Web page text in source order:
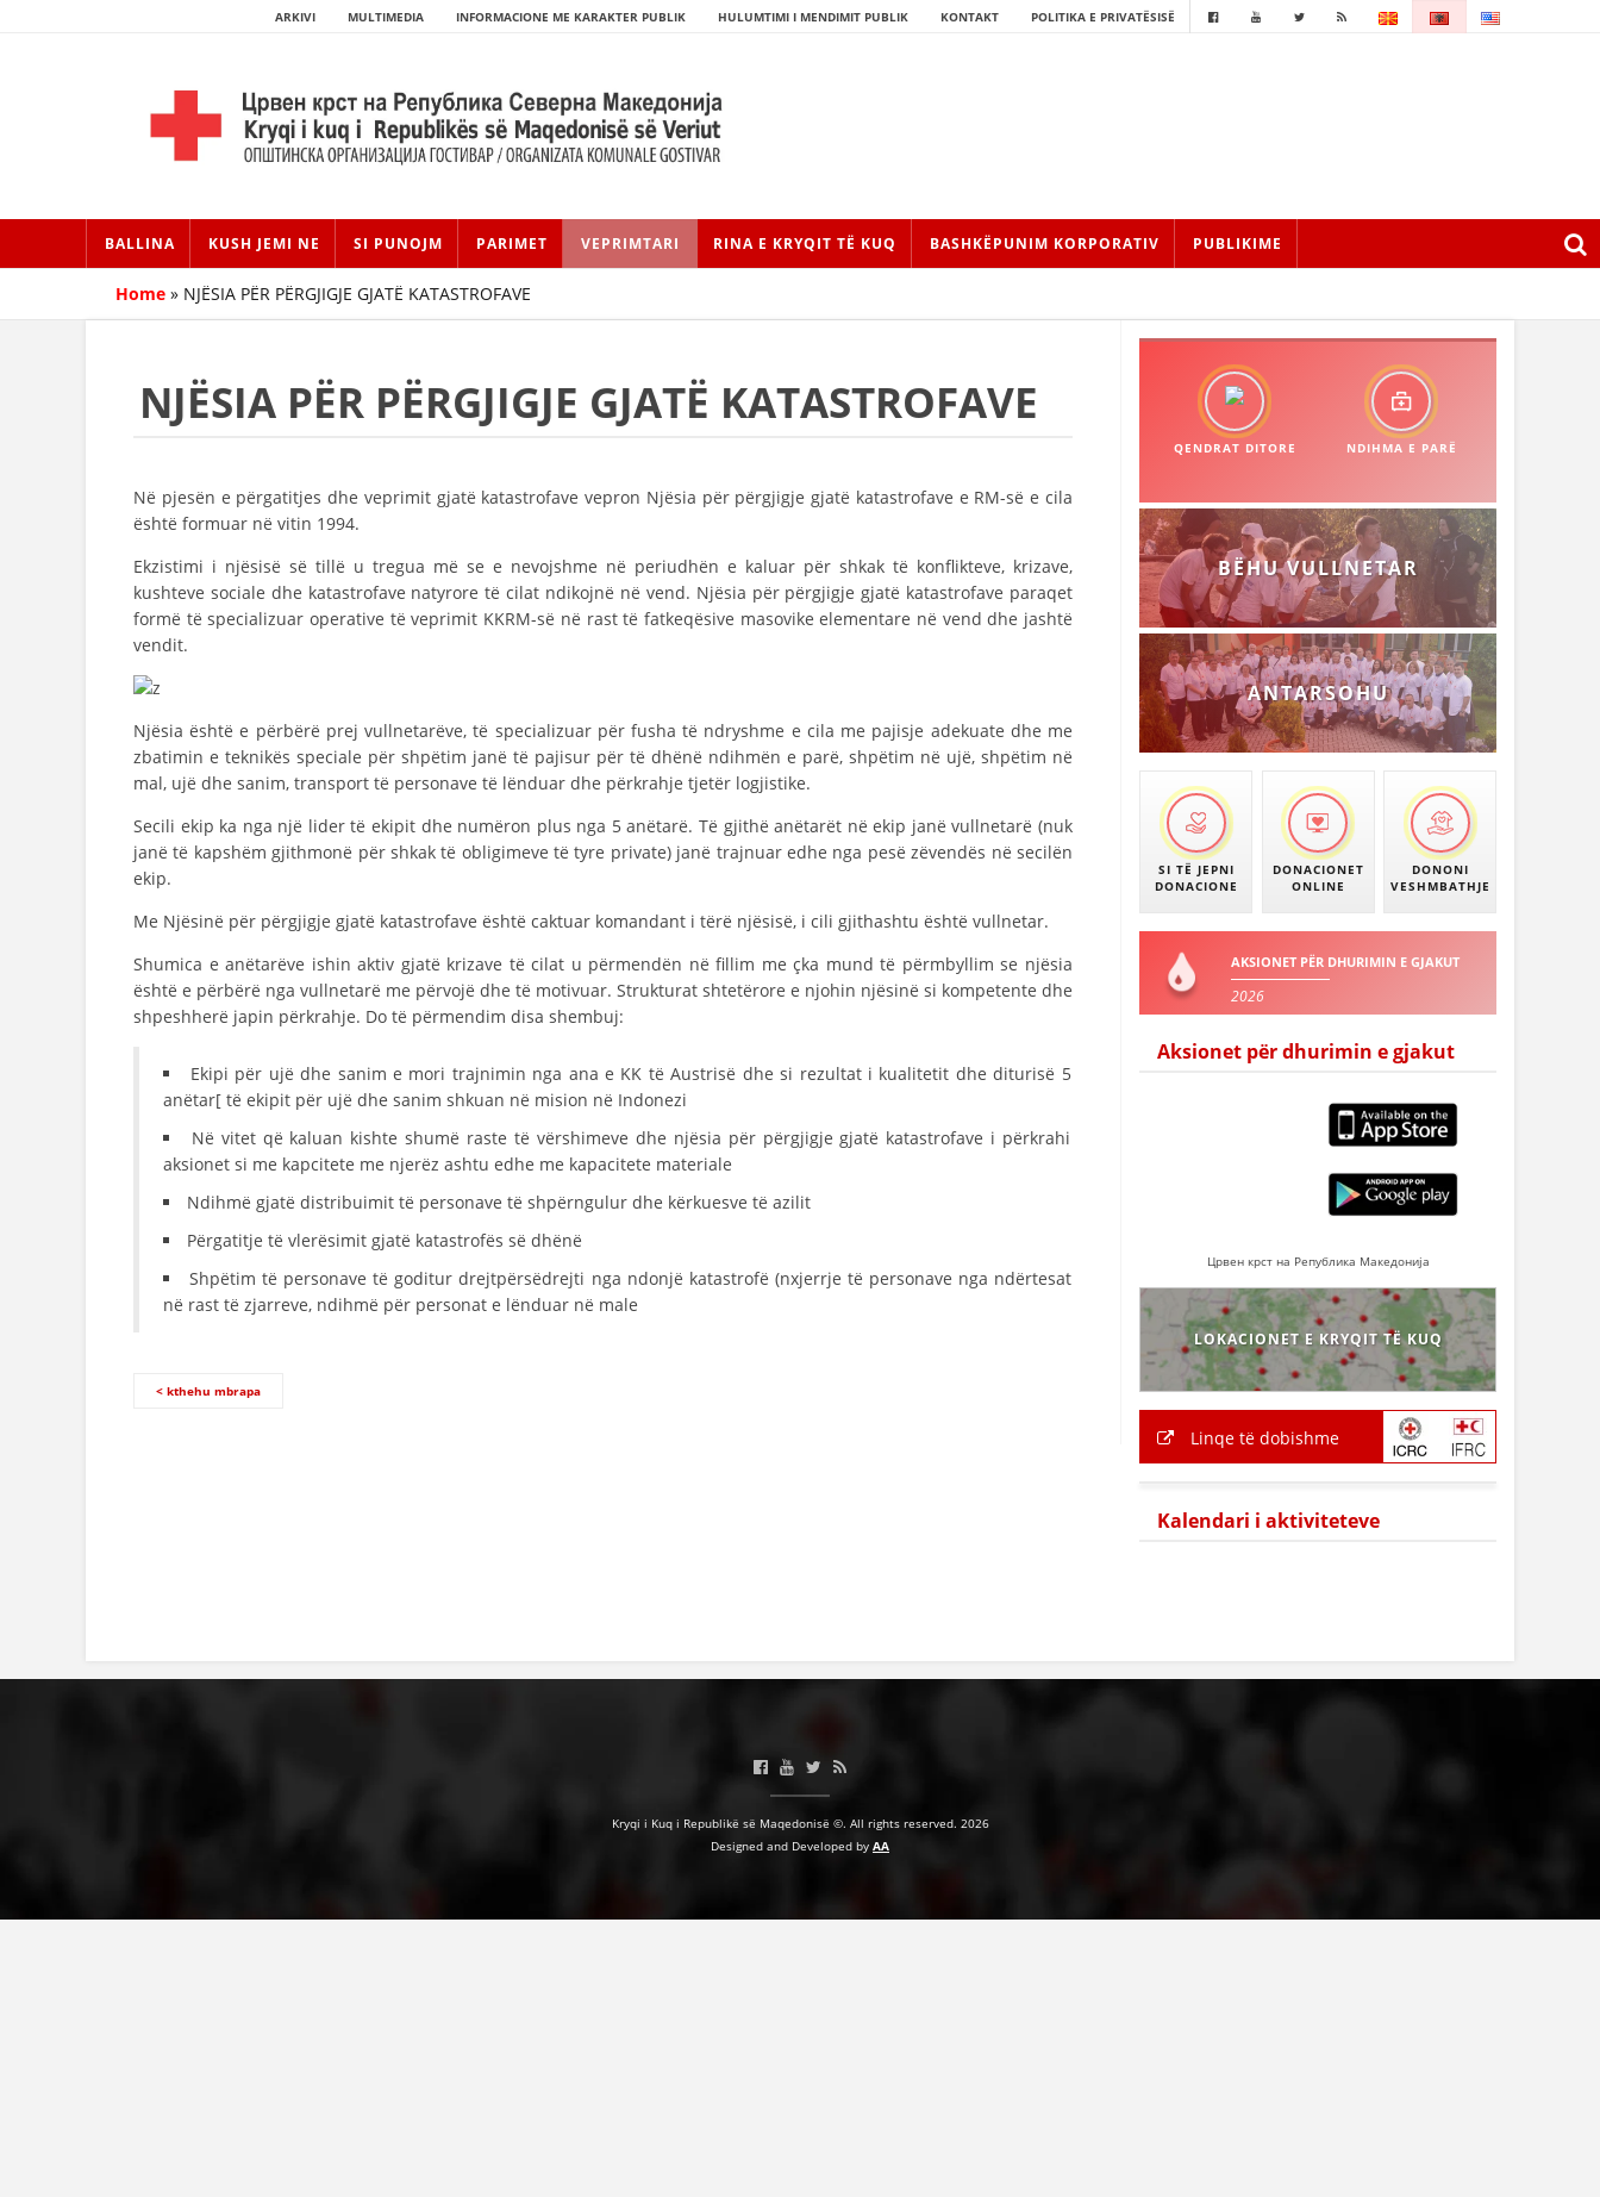
ARKIVI MULTIMEDIA INFORMACIONE ME KARAKTER PUBLIK HULUMTIMI I MENDIMIT PUBLIK KONTAKT POLITIKA E PRIVATËSISË
BALLINA KUSH JEMI NE SI PUNOJM PARIMET VEPRIMTARI RINA E KRYQIT TË KUQ BASHKËPUNIM KORPORATIV PUBLIKIME
HISTORIA E KRYQIT TË KUQ
KONTAKT INFORMACIONE
STATUTI I KRYQIT TË KUQ
BORDI DREJTUES
KUVENDI
PROMOVIMI I VLERAVE HUMANE
SI TË JEPNI DONACIONE
MARRËVESHJE
SHËRBIMI PËR KËRKIM
Home » NJËSIA PËR PËRGJIGJE GJATË KATASTROFAVE
NJËSIA PËR PËRGJIGJE GJATË KATASTROFAVE
Në pjesën e përgatitjes dhe veprimit gjatë katastrofave vepron Njësia për përgjigje gjatë katastrofave e RM-së e cila
është formuar në vitin 1994.
Ekzistimi i njësisë së tillë u tregua më se e nevojshme në periudhën e kaluar për shkak të konflikteve, krizave,
kushteve sociale dhe katastrofave natyrore të cilat ndikojnë në vend. Njësia për përgjigje gjatë katastrofave paraqet
formë të specializuar operative të veprimit KKRM-së në rast të fatkeqësive masovike elementare në vend dhe jashtë
vendit.
Njësia është e përbërë prej vullnetarëve, të specializuar për fusha të ndryshme e cila me pajisje adekuate dhe me
zbatimin e teknikës speciale për shpëtim janë të pajisur për të dhënë ndihmën e parë, shpëtim në ujë, shpëtim në
mal, ujë dhe sanim, transport të personave të lënduar dhe përkrahje tjetër logjistike.
Secili ekip ka nga një lider të ekipit dhe numëron plus nga 5 anëtarë. Të gjithë anëtarët në ekip janë vullnetarë (nuk
janë të kapshëm gjithmonë për shkak të obligimeve të tyre private) janë trajnuar edhe nga pesë zëvendës në secilën
ekip.
Me Njësinë për përgjigje gjatë katastrofave është caktuar komandant i tërë njësisë, i cili gjithashtu është vullnetar.
Shumica e anëtarëve ishin aktiv gjatë krizave të cilat u përmendën në fillim me çka mund të përmbyllim se njësia
është e përbërë nga vullnetarë me përvojë dhe të motivuar. Strukturat shtetërore e njohin njësinë si kompetente dhe
shpeshherë japin përkrahje. Do të përmendim disa shembuj:
Ekipi për ujë dhe sanim e mori trajnimin nga ana e KK të Austrisë dhe si rezultat i kualitetit dhe diturisë 5
anëtar[ të ekipit për ujë dhe sanim shkuan në mision në Indonezi
Në vitet që kaluan kishte shumë raste të vërshimeve dhe njësia për përgjigje gjatë katastrofave i përkrahi
aksionet si me kapcitete me njerëz ashtu edhe me kapacitete materiale
Ndihmë gjatë distribuimit të personave të shpërngulur dhe kërkuesve të azilit
Përgatitje të vlerësimit gjatë katastrofës së dhënë
Shpëtim të personave të goditur drejtpërsëdrejti nga ndonjë katastrofë (nxjerrje të personave nga ndërtesat
në rast të zjarreve, ndihmë për personat e lënduar në male
< kthehu mbrapa
QENDRAT DITORE NDIHMA E PARË
BËHU VULLNETAR
ANTARSOHU
SI TË JEPNI
DONACIONE
DONACIONET
ONLINE
DONONI
VESHMBATHJE
AKSIONET PËR DHURIMIN E GJAKUT
2026
Aksionet për dhurimin e gjakut
Црвен крст на Република Македонија
LOKACIONET E KRYQIT TË KUQ
Linqe të dobishme
Kalendari i aktiviteteve
Kryqi i Kuq i Republikë së Maqedonisë ©. All rights reserved. 2026
Designed and Developed by AA